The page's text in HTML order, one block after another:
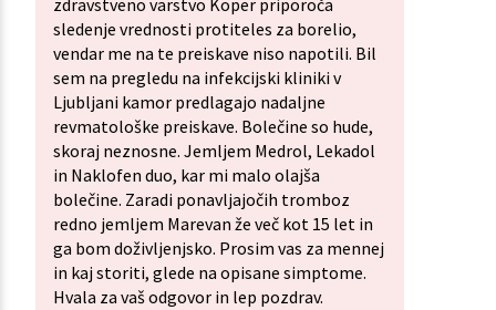
zdravstveno varstvo Koper priporoča
sledenje vrednosti protiteles za borelio,
vendar me na te preiskave niso napotili. Bil
sem na pregledu na infekcijski kliniki v
Ljubljani kamor predlagajo nadaljne
revmatološke preiskave. Bolečine so hude,
skoraj neznosne. Jemljem Medrol, Lekadol
in Naklofen duo, kar mi malo olajša
bolečine. Zaradi ponavljajočih tromboz
redno jemljem Marevan že več kot 15 let in
ga bom doživljenjsko. Prosim vas za mennej
in kaj storiti, glede na opisane simptome.
Hvala za vaš odgovor in lep pozdrav.